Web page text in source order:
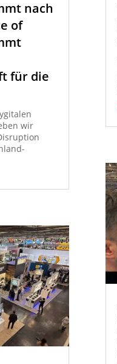
nach
of
für die
wir